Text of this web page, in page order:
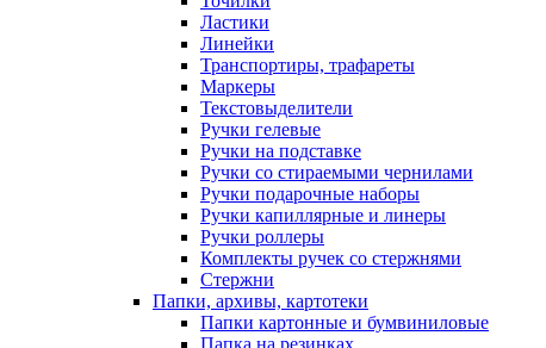
Ластики
Линейки
Транспортиры, трафареты
Маркеры
Текстовыделители
Ручки гелевые
Ручки на подставке
Ручки со стираемыми чернилами
Ручки подарочные наборы
Ручки капиллярные и линеры
Ручки роллеры
Комплекты ручек со стержнями
Стержни
Папки, архивы, картотеки
Папки картонные и бумвиниловые
Папка на резинках